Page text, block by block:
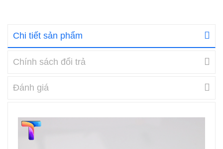
Chi tiết sản phẩm
Chính sách đổi trả
Đánh giá